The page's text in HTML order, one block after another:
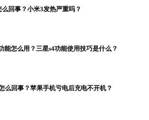
回事？小米3发热严重吗？
能怎么用？三星s4功能使用技巧是什么？
么回事？苹果手机亏电后充电不开机？